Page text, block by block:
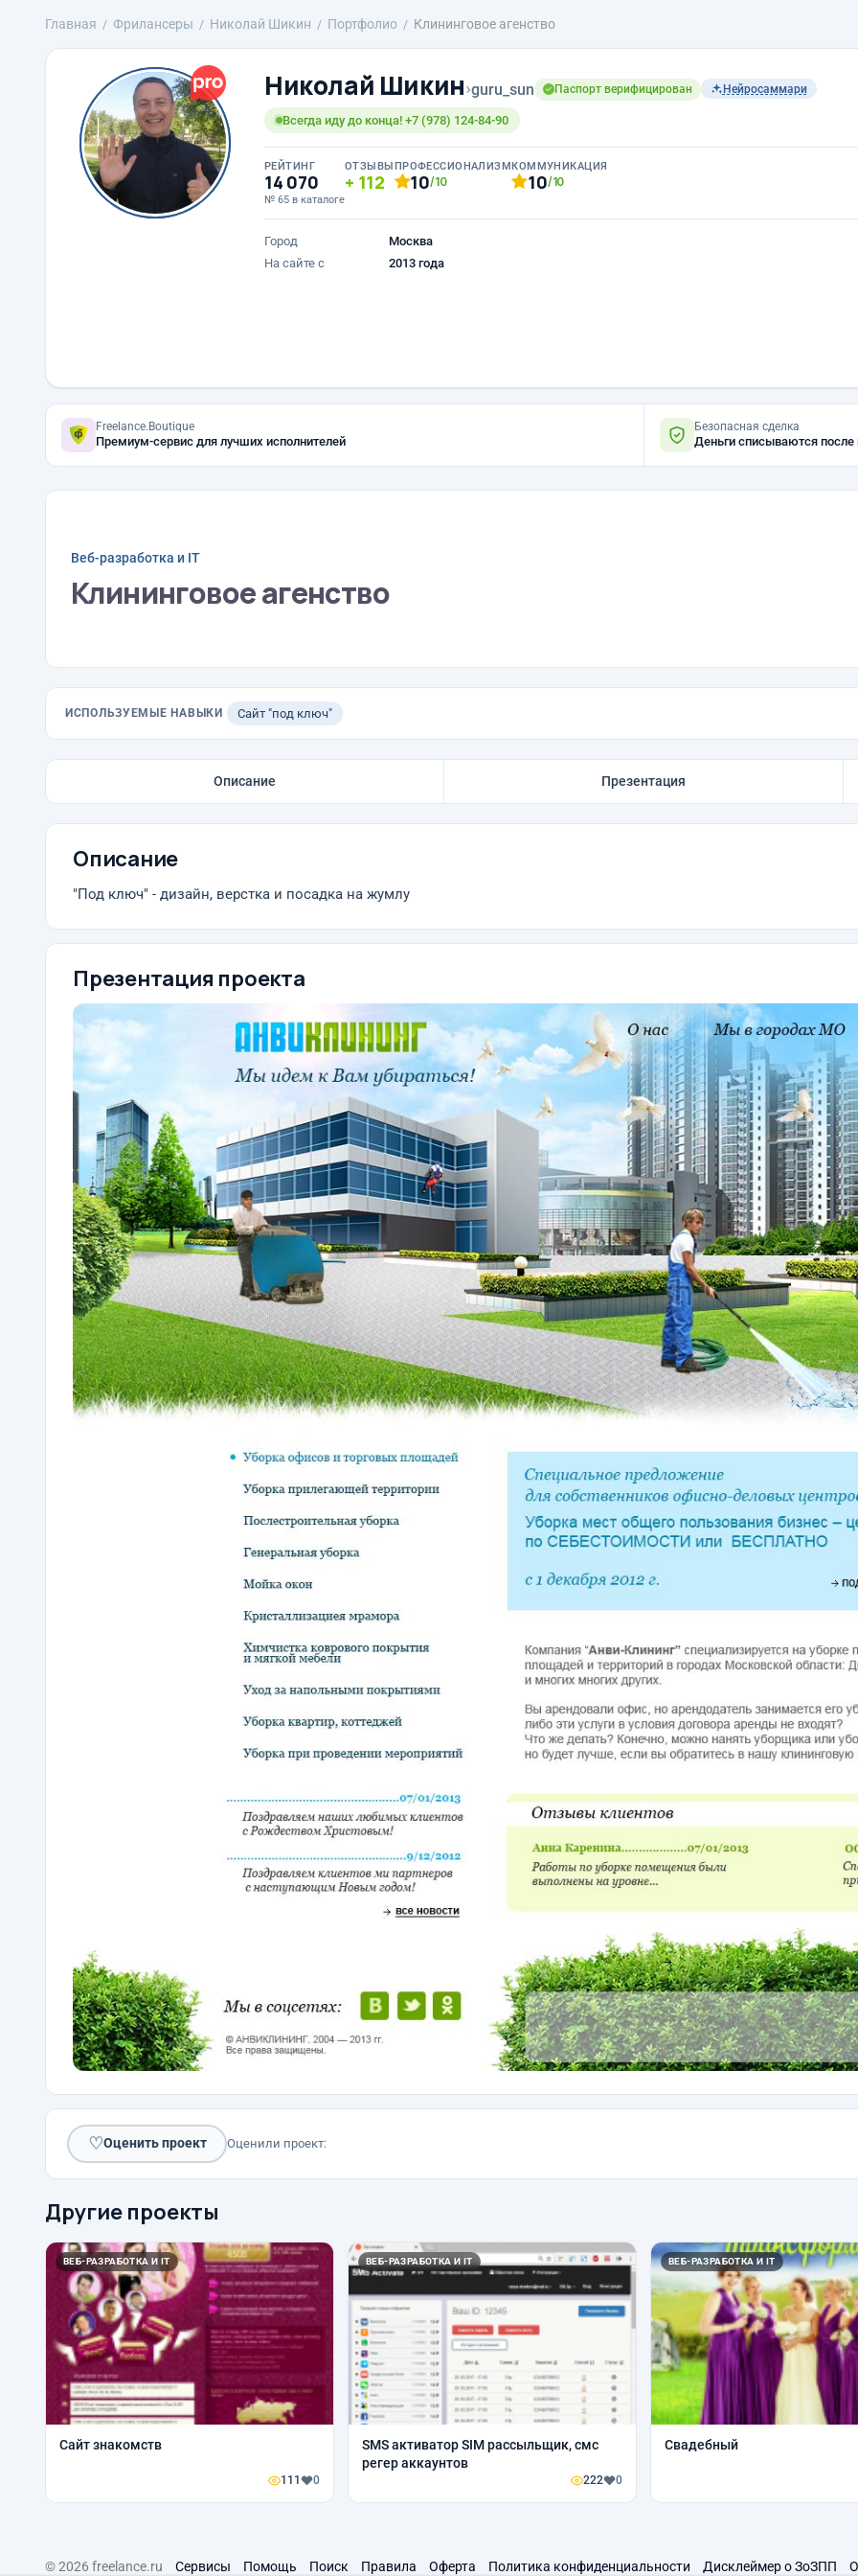
Главная Фрилансеры Николай Шикин Портфолио Клининговое агенство
Николай Шикин›guru_sun Паспорт верифицирован Нейросаммари
Всегда иду до конца! +7 (978) 124-84-90
РЕЙТИНГ
14 070
№ 65 в каталоге
ОТЗЫВЫ
112
ПРОФЕССИОНАЛИЗМ
10/10
КОММУНИКАЦИЯ
10/10
Город
Москва
На сайте с
2013 года
Freelance.Boutique
Премиум-сервис для лучших исполнителей
Безопасная сделка
Деньги списываются после
Веб-разработка и IT
Клининговое агенство
ИСПОЛЬЗУЕМЫЕ НАВЫКИ Сайт "под ключ"
Описание Презентация
Описание
"Под ключ" - дизайн, верстка и посадка на жумлу
Презентация проекта
♡Оценить проект Оценили проект:
Другие проекты
ВЕБ-РАЗРАБОТКА И IT
Сайт знакомств
111 0
ВЕБ-РАЗРАБОТКА И IT
SMS активатор SIM рассыльщик, смс
регер аккаунтов
222 0
ВЕБ-РАЗРАБОТКА И IT
Свадебный
© 2026 freelance.ru Сервисы Помощь Поиск Правила Оферта Политика конфиденциальности Дисклеймер о ЗоЗПП